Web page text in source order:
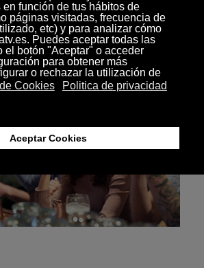
la información requerida conforme al
.